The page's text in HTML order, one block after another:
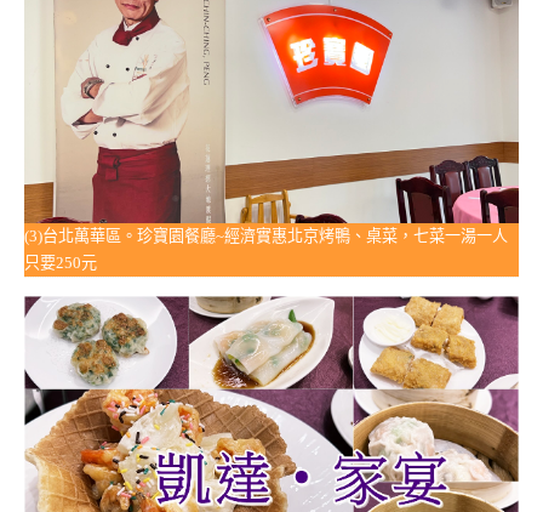
(3)台北萬華區。珍寶園餐廳~經濟實惠北京烤鴨、桌菜，七菜一湯一人
只要250元